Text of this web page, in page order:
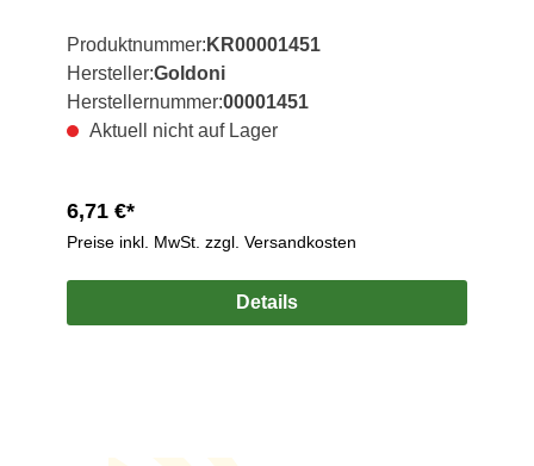
Produktnummer: KR00001451
Hersteller:Goldoni
Herstellernummer:00001451
Aktuell nicht auf Lager
6,71 €*
Preise inkl. MwSt. zzgl. Versandkosten
Details